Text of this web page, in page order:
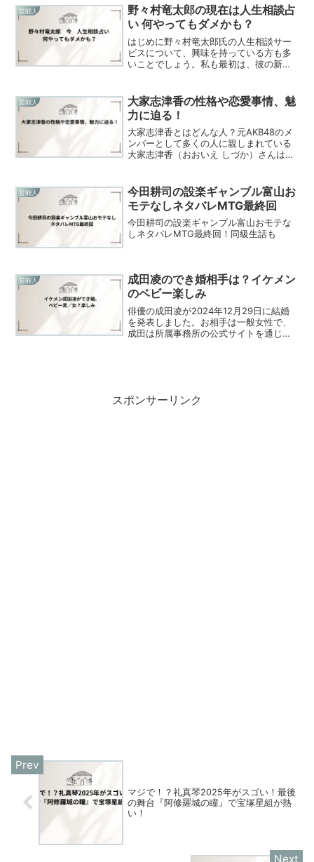
ない」とし、今は仕事がプライベートよ
りも優先される状況にあ...
芸能人
野々村竜太郎の現在は人生相談占
い 何やってもダメかも？
はじめに野々村竜太郎氏の人生相談サー
ビスについて、興味を持っている方も多
いことでしょう。私も最初は、彼の新た
を集め、その後、政治活動から離れ、占
いや恋愛相談など新たな形...
芸能人
大家志津香の性格や恋愛事情、魅
力に迫る！
大家志津香とはどんな人？元AKB48のメ
ンバーとして多くの人に親しまれている
大家志津香（おおいえ しづか）さんは、
2007年にAKB48のオーディションに合
格...
芸能人
今田耕司の設楽ギャンブル富山お
モテなしネタバレMTG最終回
今田耕司の設楽ギャンブル富山おモテな
しネタバレMTG最終回！同級生話も
芸能人
成田凌のでき婚相手は？イケメン
のベビー楽しみ
俳優の成田凌が2024年12月29日に結婚
を発表しました。お相手は一般女性で、
成田は所属事務所の公式サイトを通じて
スポンサーリンク
マジで！？礼真琴2025年がスゴい！最後
の舞台『阿修羅城の瞳』で宝塚星組が熱
い！